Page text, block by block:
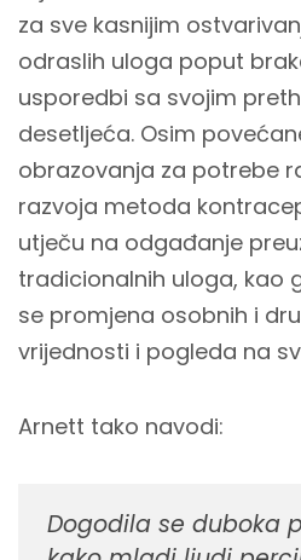
za sve kasnijim
odraslih uloga poput
usporedbi sa svojim
desetljeća. Osim
obrazovanja za potrebe
razvoja metoda
utječu na odgađanje
tradicionalnih uloga, kao
se promjena osobnih i
vrijednosti i pogleda na
Arnett tako navodi:
Dogodila se duboka